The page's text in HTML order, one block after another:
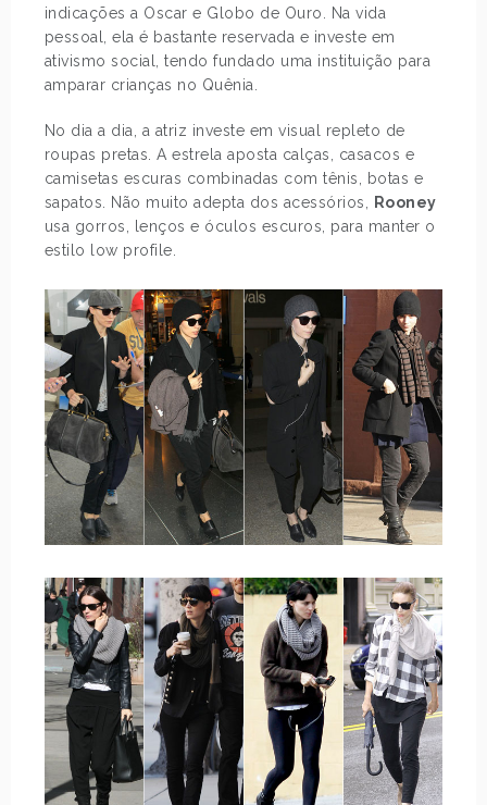
indicações a Oscar e Globo de Ouro. Na vida
pessoal, ela é bastante reservada e investe em
ativismo social, tendo fundado uma instituição para
amparar crianças no Quênia.
No dia a dia, a atriz investe em visual repleto de
roupas pretas. A estrela aposta calças, casacos e
camisetas escuras combinadas com tênis, botas e
sapatos. Não muito adepta dos acessórios,
Rooney
usa gorros, lenços e óculos escuros, para manter o
estilo low profile.